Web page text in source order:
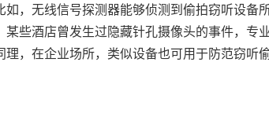
，无线信号探测器能够侦测到偷拍窃听设备
些酒店曾发生过隐藏针孔摄像头的事件，专
，在企业场所，类似设备也可用于防范窃听